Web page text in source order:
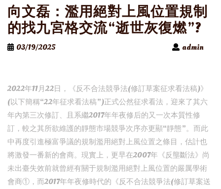
向文磊：濫用絕對上風位置規制
的找九宮格交流“逝世灰復燃”?
03/19/2025 admin
2022年11月22日，《反不合法競爭法(修訂草案征求看法稿)》
(以下簡稱“22年征求看法稿”)正式公然征求看法，迎來了其六
年內第三次修訂、且系繼2017年年夜修后的又一次本質性修
訂，較之其所欲維護的靜態市場競爭次序亦更顯“靜態”。而此
中再度引進極富爭議的規制濫用絕對上風位置之條目，估計也
將激發一番新的會商。現實上，更早在2007年《反壟斷法》尚
未出臺失效前就曾經有關于規制濫用絕對上風位置的嚴厲學術
會商①，而2017年年夜修時代的《反不合法競爭法(修訂草案送